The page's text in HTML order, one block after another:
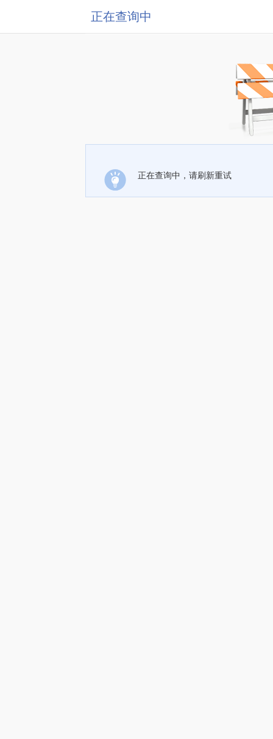
正在查询中
正在查询中，请刷新重试